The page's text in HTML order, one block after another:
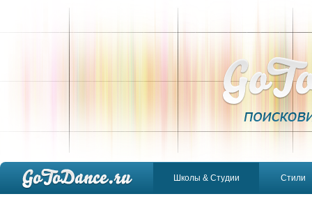
Школы & Студии Стили